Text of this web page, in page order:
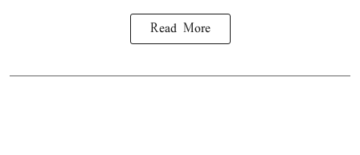
Read More